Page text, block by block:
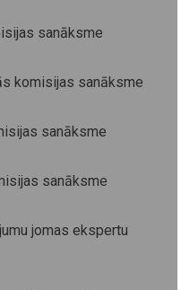
sanāksme
komisijas sanāksme
sanāksme
sanāksme
jomas ekspertu